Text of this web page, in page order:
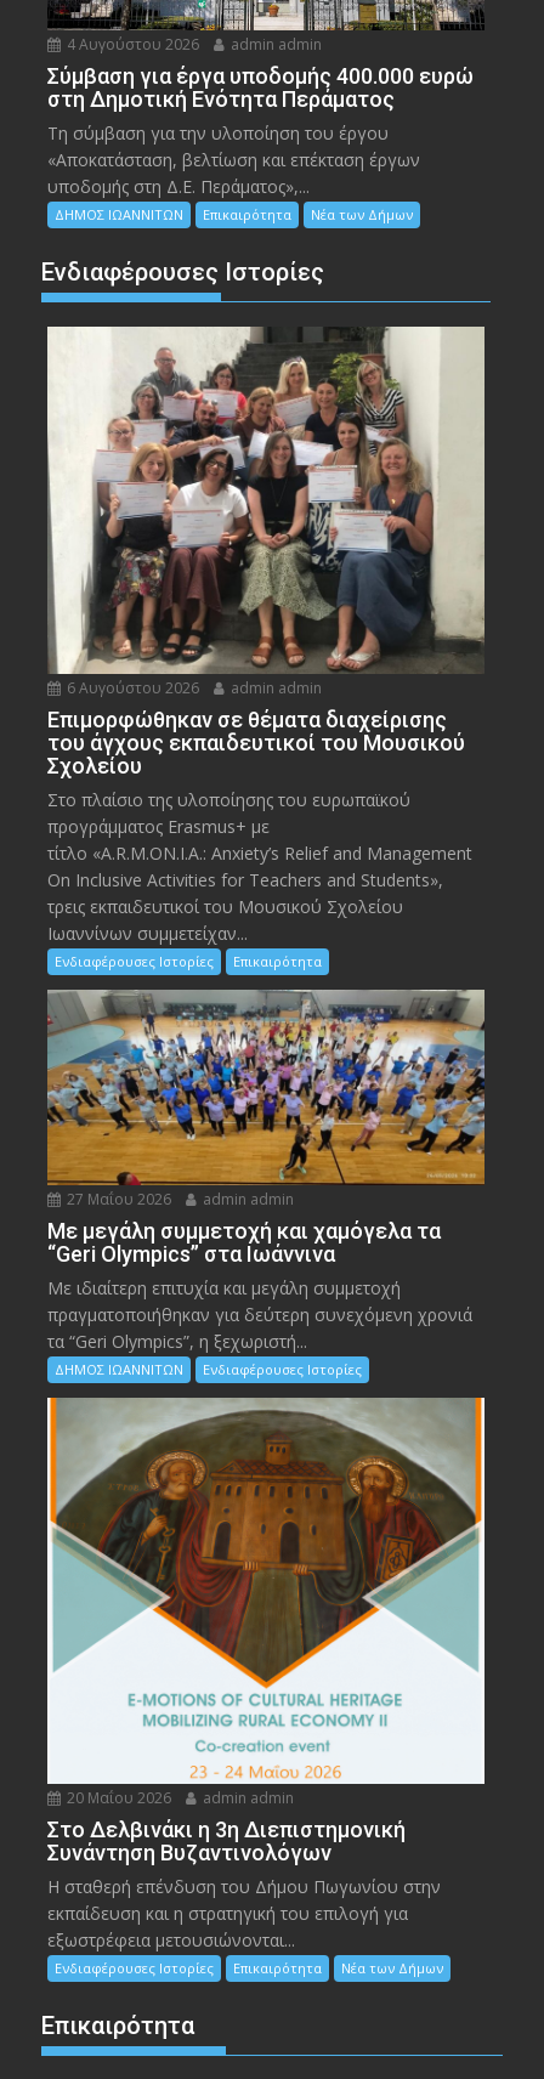
4 Αυγούστου 2026 admin admin
Σύμβαση για έργα υποδομής 400.000 ευρώ
στη Δημοτική Ενότητα Περάματος
Τη σύμβαση για την υλοποίηση του έργου
«Αποκατάσταση, βελτίωση και επέκταση έργων
υποδομής στη Δ.Ε. Περάματος»,...
ΔΗΜΟΣ ΙΩΑΝΝΙΤΩΝ Επικαιρότητα Νέα των Δήμων
Ενδιαφέρουσες Ιστορίες
6 Αυγούστου 2026 admin admin
Eπιμορφώθηκαν σε θέματα διαχείρισης
του άγχους εκπαιδευτικοί του Μουσικού
Σχολείου
Στο πλαίσιο της υλοποίησης του ευρωπαϊκού
προγράμματος Erasmus+ με
τίτλο «A.R.M.ON.I.A.: Anxiety’s Relief and Management
On Inclusive Activities for Teachers and Students»,
τρεις εκπαιδευτικοί του Μουσικού Σχολείου
Ιωαννίνων συμμετείχαν...
Ενδιαφέρουσες Ιστορίες Επικαιρότητα
27 Μαΐου 2026 admin admin
Με μεγάλη συμμετοχή και χαμόγελα τα
“Geri Olympics” στα Ιωάννινα
Με ιδιαίτερη επιτυχία και μεγάλη συμμετοχή
πραγματοποιήθηκαν για δεύτερη συνεχόμενη χρονιά
τα “Geri Olympics”, η ξεχωριστή...
ΔΗΜΟΣ ΙΩΑΝΝΙΤΩΝ Ενδιαφέρουσες Ιστορίες
20 Μαΐου 2026 admin admin
Στο Δελβινάκι η 3η Διεπιστημονική
Συνάντηση Βυζαντινολόγων
Η σταθερή επένδυση του Δήμου Πωγωνίου στην
εκπαίδευση και η στρατηγική του επιλογή για
εξωστρέφεια μετουσιώνονται...
Ενδιαφέρουσες Ιστορίες Επικαιρότητα Νέα των Δήμων
Επικαιρότητα